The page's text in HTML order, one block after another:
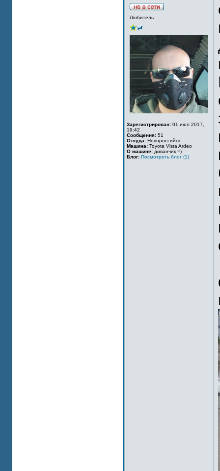
Любитель
Зарегистрирован: 01 июл 2017,
19:42
Сообщения: 51
Откуда: Новороссийск
Машина: Toyota Vista Ardeo
О машине: диванчик =)
Блог: Посмотреть блог (1)